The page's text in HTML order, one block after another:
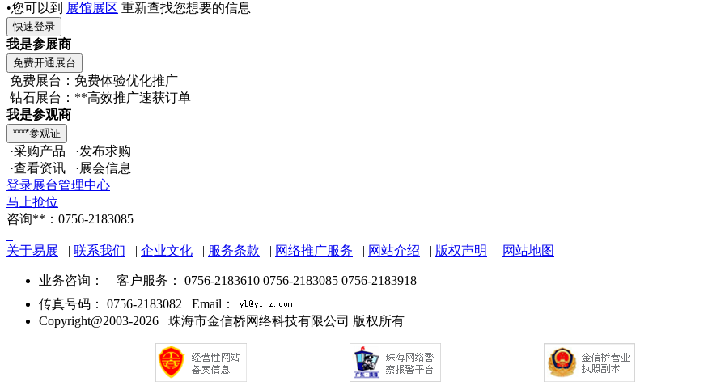
•您可以到 展馆展区 重新查找您想要的信息
我是参展商
免费展台：免费体验优化推广
钻石展台：**高效推广速获订单
我是参观商
·采购产品 ·发布求购
·查看资讯 ·展会信息
登录展台管理中心
马上抢位
咨询**：0756-2183085
关于易展 | 联系我们 | 企业文化 | 服务条款 | 网络推广服务 | 网站介绍 | 版权声明 | 网站地图
业务咨询：
客户服务： 0756-2183610 0756-2183085 0756-2183918
传真号码： 0756-2183082 Email：
Copyright@2003-2026 珠海市金信桥网络科技有限公司 版权所有